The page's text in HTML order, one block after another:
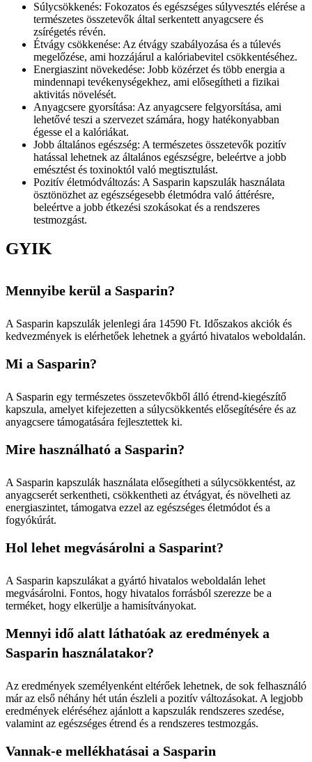
Súlycsökkenés: Fokozatos és egészséges súlyvesztés elérése a
természetes összetevők által serkentett anyagcsere és
zsírégetés révén.
Étvágy csökkenése: Az étvágy szabályozása és a túlevés
megelőzése, ami hozzájárul a kalóriabevitel csökkentéséhez.
Energiaszint növekedése: Jobb közérzet és több energia a
mindennapi tevékenységekhez, ami elősegítheti a fizikai
aktivitás növelését.
Anyagcsere gyorsítása: Az anyagcsere felgyorsítása, ami
lehetővé teszi a szervezet számára, hogy hatékonyabban
égesse el a kalóriákat.
Jobb általános egészség: A természetes összetevők pozitív
hatással lehetnek az általános egészségre, beleértve a jobb
emésztést és toxinoktól való megtisztulást.
Pozitív életmódváltozás: A Sasparin kapszulák használata
ösztönözhet az egészségesebb életmódra való áttérésre,
beleértve a jobb étkezési szokásokat és a rendszeres
testmozgást.
GYIK
Mennyibe kerül a Sasparin?
A Sasparin kapszulák jelenlegi ára 14590 Ft. Időszakos akciók és
kedvezmények is elérhetőek lehetnek a gyártó hivatalos weboldalán.
Mi a Sasparin?
A Sasparin egy természetes összetevőkből álló étrend-kiegészítő
kapszula, amelyet kifejezetten a súlycsökkentés elősegítésére és az
anyagcsere támogatására fejlesztettek ki.
Mire használható a Sasparin?
A Sasparin kapszulák használata elősegítheti a súlycsökkentést, az
anyagcserét serkentheti, csökkentheti az étvágyat, és növelheti az
energiaszintet, támogatva ezzel az egészséges életmódot és a
fogyókúrát.
Hol lehet megvásárolni a Sasparint?
A Sasparin kapszulákat a gyártó hivatalos weboldalán lehet
megvásárolni. Fontos, hogy hivatalos forrásból szerezze be a
terméket, hogy elkerülje a hamisítványokat.
Mennyi idő alatt láthatóak az eredmények a
Sasparin használatakor?
Az eredmények személyenként eltérőek lehetnek, de sok felhasználó
már az első néhány hét után észleli a pozitív változásokat. A legjobb
eredmények eléréséhez ajánlott a kapszulák rendszeres szedése,
valamint az egészséges étrend és a rendszeres testmozgás.
Vannak-e mellékhatásai a Sasparin